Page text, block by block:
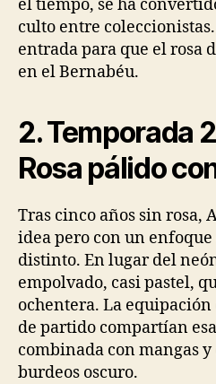
el tiempo, se ha
culto entre
entrada para que el rosa
en el Bernabéu.
2. Temporada
Rosa pálido
Tras cinco años sin rosa,
idea pero con un
distinto. En lugar del
empolvado, casi pastel,
ochentera. La
de partido compartían
combinada con mangas
burdeos oscuro.